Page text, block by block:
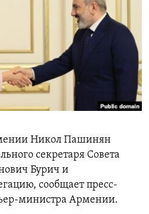
Никол Пашинян
секретаря Совета
Бурич и
сообщает пресс-
министра Армении.